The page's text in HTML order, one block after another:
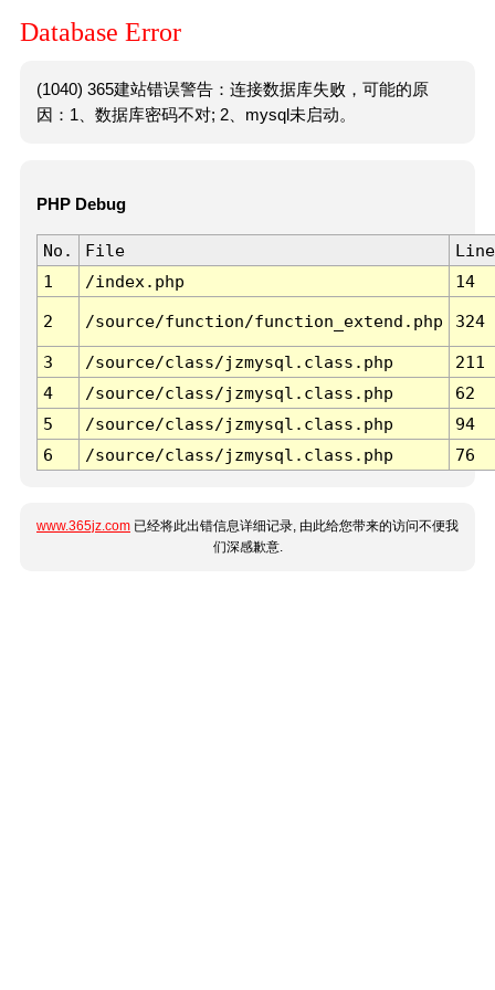
Database Error
(1040) 365建站错误警告：连接数据库失败，可能的原
因：1、数据库密码不对; 2、mysql未启动。
PHP Debug
No. File
Line
1
/index.php 14
2 /source/function/function_extend.php 324
3 /source/class/jzmysql.class.php
211
4
/source/class/jzmysql.class.php
62
5
/source/class/jzmysql.class.php
94
6
/source/class/jzmysql.class.php 76
www.365jz.com 已经将此出错信息详细记录, 由此给您带来的访问不便我
们深感歉意.